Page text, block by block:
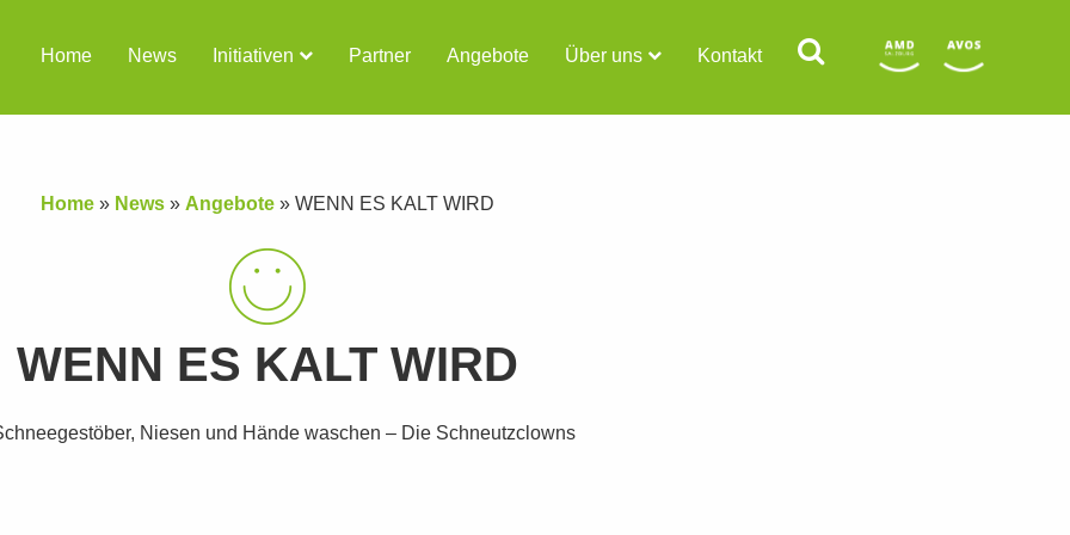
Home News Initiativen Partner Angebote Über uns Kontakt
Home » News » Angebote » WENN ES KALT WIRD
WENN ES KALT WIRD
Niesen und Hände waschen – Die Schneutzclowns